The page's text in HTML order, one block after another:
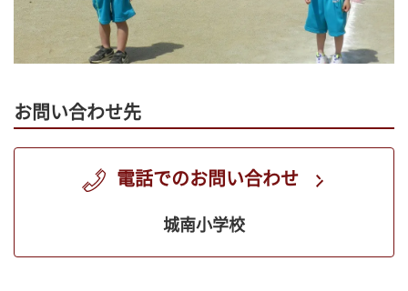
お問い合わせ先
電話でのお問い合わせ
城南小学校